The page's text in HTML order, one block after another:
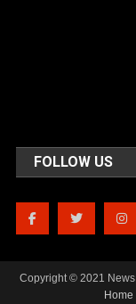
FOLLOW US
Copyright © 2021
Home